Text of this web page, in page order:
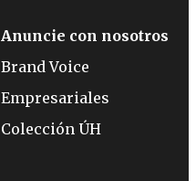
Anuncie con nosotros
Brand Voice
Empresariales
Colección ÚH